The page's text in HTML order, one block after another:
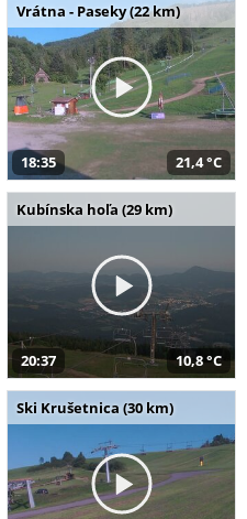
Vrátna - Paseky (22 km)
18:35 21,4 °C
Kubínska hoľa (29 km)
20:37 10,8 °C
Ski Krušetnica (30 km)